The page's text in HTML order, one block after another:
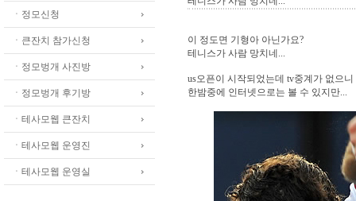
ㆍ정모신청
ㆍ큰잔치 참가신청
ㆍ정모벙개 사진방
ㆍ정모벙개 후기방
ㆍ테사모웹 큰잔치
ㆍ테사모웹 운영진
ㆍ테사모웹 운영실
이 정도면 기형아 아닌가요?
테니스가 사람 망치네...
us오픈이 시작되었는데 tv중계가 없으
한밤중에 인터넷으로는 볼 수 있지만...